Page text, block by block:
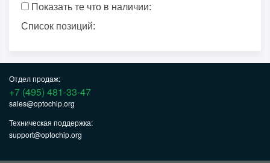
Показать те что в наличии:
Список позиций:
Отдел продаж:
+7 (495) 481-33-47
sales@optochip.org
Техническая поддержка:
support@optochip.org